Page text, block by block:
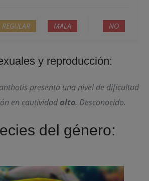
REGULAR MALA NO
y reproducción:
presenta una nivel de dificultad
en cautividadalto. Desconocido.
del género: